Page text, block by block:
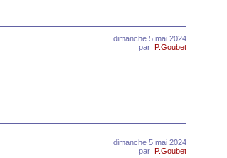
dimanche 5 mai 2024
par P.Goubet
dimanche 5 mai 2024
par P.Goubet